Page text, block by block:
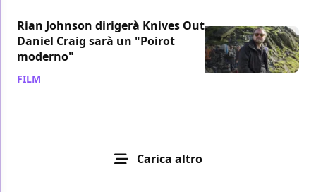
Rian Johnson dirigerà Knives Out,
Daniel Craig sarà un "Poirot
moderno"
FILM
Carica altro